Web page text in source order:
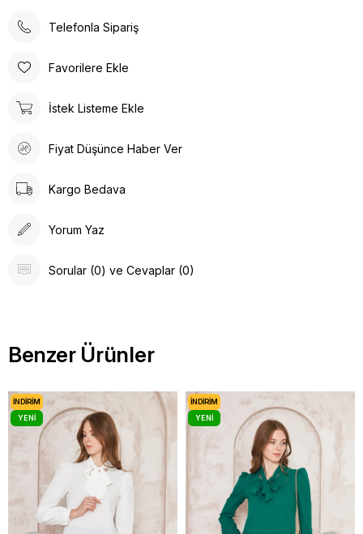
Telefonla Sipariş
Favorilere Ekle
İstek Listeme Ekle
Fiyat Düşünce Haber Ver
Kargo Bedava
Yorum Yaz
Sorular (0) ve Cevaplar (0)
Benzer Ürünler
İNDIRIM
YENI
İNDIRIM
YENI